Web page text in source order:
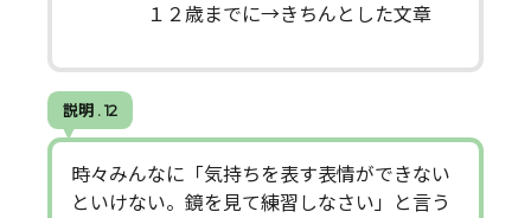
１２歳までに→きちんとした文章
説明 . 12
時々みんなに「気持ちを表す表情ができない
といけない。鏡を見て練習しなさい」と言う